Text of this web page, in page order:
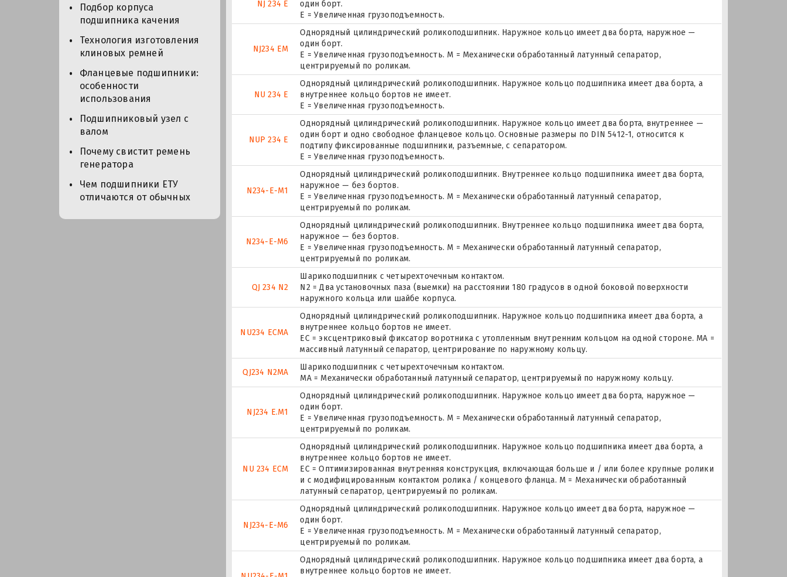
Подбор корпуса
подшипника качения
Технология изготовления
клиновых ремней
Фланцевые подшипники:
особенности
использования
Подшипниковый узел с
валом
Почему свистит ремень
генератора
Чем подшипники ЕТУ
отличаются от обычных
NJ 234 E
один борт.
Е = Увеличенная грузоподъемность.
NJ234 EM
Однорядный цилиндрический роликоподшипник. Наружное кольцо имеет два борта, наружное —
один борт.
E = Увеличенная грузоподъемность. М = Механически обработанный латунный сепаратор,
центрируемый по роликам.
NU 234 E
Однорядный цилиндрический роликоподшипник. Наружное кольцо подшипника имеет два борта, а
внутреннее кольцо бортов не имеет.
Е = Увеличенная грузоподъемность.
NUP 234 E
Однорядный цилиндрический роликоподшипник. Наружное кольцо имеет два борта, внутреннее —
один борт и одно свободное фланцевое кольцо. Основные размеры по DIN 5412-1, относится к
подтипу фиксированные подшипники, разъемные, с сепаратором.
Е = Увеличенная грузоподъемность.
N234-E-M1
Однорядный цилиндрический роликоподшипник. Внутреннее кольцо подшипника имеет два борта,
наружное — без бортов.
E = Увеличенная грузоподъемность. М = Механически обработанный латунный сепаратор,
центрируемый по роликам.
N234-E-M6
Однорядный цилиндрический роликоподшипник. Внутреннее кольцо подшипника имеет два борта,
наружное — без бортов.
E = Увеличенная грузоподъемность. М = Механически обработанный латунный сепаратор,
центрируемый по роликам.
QJ 234 N2
Шарикоподшипник с четырехточечным контактом.
N2 = Два установочных паза (выемки) на расстоянии 180 градусов в одной боковой поверхности
наружного кольца или шайбе корпуса.
NU234 ECMA
Однорядный цилиндрический роликоподшипник. Наружное кольцо подшипника имеет два борта, а
внутреннее кольцо бортов не имеет.
EC = эксцентриковый фиксатор воротника с утопленным внутренним кольцом на одной стороне. MA =
массивный латунный сепаратор, центрирование по наружному кольцу.
QJ234 N2MA
Шарикоподшипник с четырехточечным контактом.
MA = Механически обработанный латунный сепаратор, центрируемый по наружному кольцу.
NJ234 E.M1
Однорядный цилиндрический роликоподшипник. Наружное кольцо имеет два борта, наружное —
один борт.
E = Увеличенная грузоподъемность. М = Механически обработанный латунный сепаратор,
центрируемый по роликам.
NU 234 ECM
Однорядный цилиндрический роликоподшипник. Наружное кольцо подшипника имеет два борта, а
внутреннее кольцо бортов не имеет.
EC = Оптимизированная внутренняя конструкция, включающая больше и / или более крупные ролики
и с модифицированным контактом ролика / концевого фланца. M = Механически обработанный
латунный сепаратор, центрируемый по роликам.
NJ234-E-M6
Однорядный цилиндрический роликоподшипник. Наружное кольцо имеет два борта, наружное —
один борт.
E = Увеличенная грузоподъемность. М = Механически обработанный латунный сепаратор,
центрируемый по роликам.
Однорядный цилиндрический роликоподшипник. Наружное кольцо подшипника имеет два борта, а
внутреннее кольцо бортов не имеет.